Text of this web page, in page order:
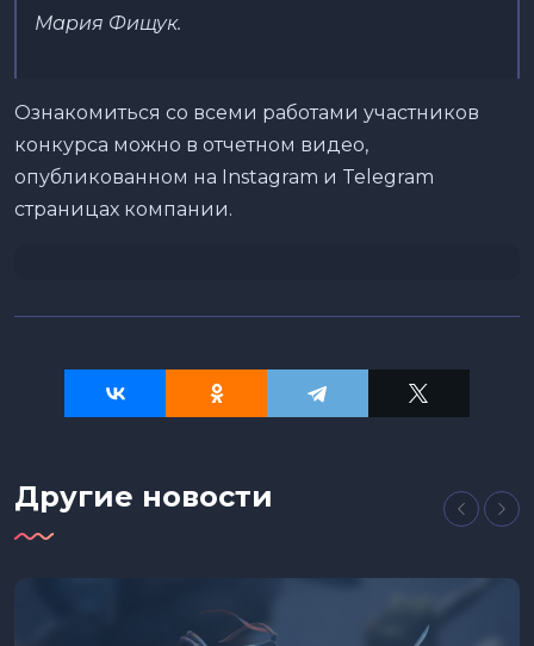
Мария Фищук.
Ознакомиться со всеми работами участников
конкурса можно в отчетном видео,
опубликованном на Instagram и Telegram
страницах компании.
Другие новости